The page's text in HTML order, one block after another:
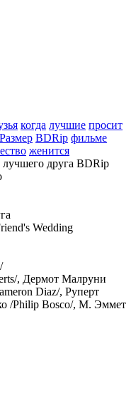
когда лучшие просит
Размер BDRip фильме
женится
Wedding
, Дермот Малруни
Diaz/, Руперт
/Philip Bosco/, М. Эммет